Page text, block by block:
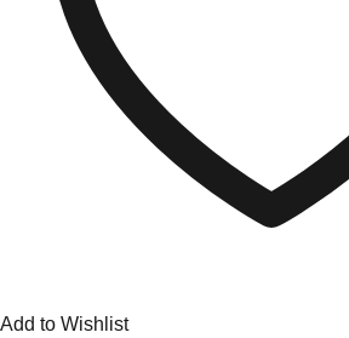
Add to Wishlist